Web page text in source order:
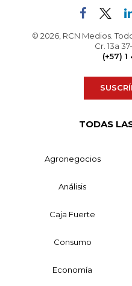
© 2026, RCN Medios.
Cr. 13a
(+57)
TODAS
Agronegocios
Análisis
Caja Fuerte
Consumo
Economía